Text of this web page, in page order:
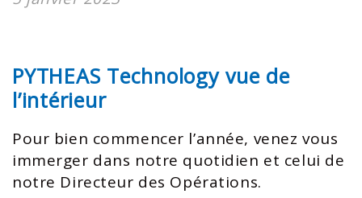
PYTHEAS Technology vue de
l’intérieur
Pour bien commencer l’année, venez vous
immerger dans notre quotidien et celui de
notre Directeur des Opérations.